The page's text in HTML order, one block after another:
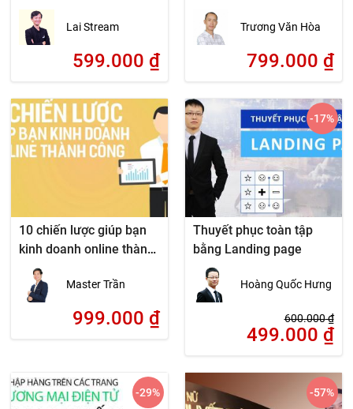
Lai Stream
599.000 ₫
internet – dành cho chủ
doanh nghiệpTrương Văn Hòa
799.000 ₫
10 chiến lược giúp bạn
kinh doanh online thành
công
Master Trần
999.000 ₫
Thuyết phục toàn tập
bằng Landing page
Hoàng Quốc Hưng
600.000₫
499.000 ₫
-17%
-29% -57%